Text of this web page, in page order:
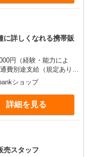
に詳しくなれる携帯販
円（経験・能力によ
費別途支給（規定あり）
○。・゜+゜ 入社祝い金
○。・゜+゜・。
ショップ
詳細を見る
売スタッフ